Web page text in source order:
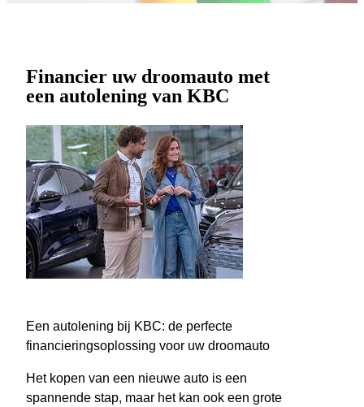
Financier uw droomauto met
een autolening van KBC
Een autolening bij KBC: de perfecte
financieringsoplossing voor uw droomauto
Het kopen van een nieuwe auto is een
spannende stap, maar het kan ook een grote